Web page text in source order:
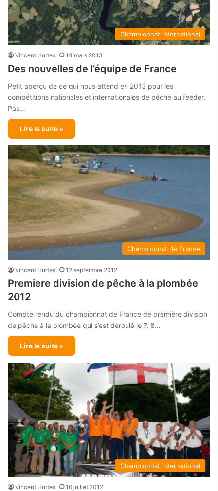
Championnat international
Vincent Hurtes 14 mars 2013
Des nouvelles de l’équipe de France
Petit aperçu de ce qui nous attend en 2013 pour les
compétitions nationales et internationales de pêche au feeder.
Pas…
Lire la suite »
Championnat de France
Vincent Hurtes 12 septembre 2012
Premiere division de pêche à la plombée
2012
Compte rendu du championnat de France de première division
de pêche à la plombée qui s’est déroulé le 7, 8…
Lire la suite »
Championnat international
Vincent Hurtes 16 juillet 2012